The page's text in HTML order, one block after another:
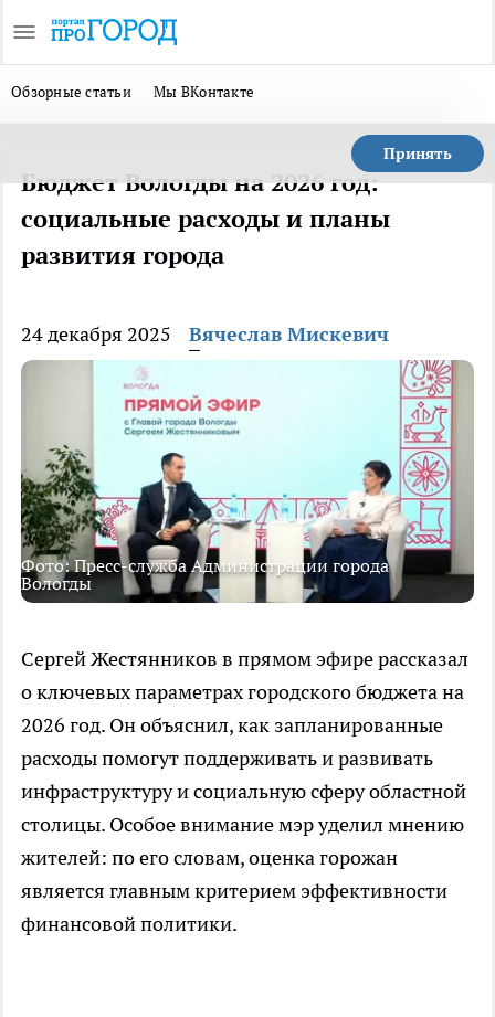
Обзорные статьи Мы ВКонтакте
Принять
Бюджет Вологды на 2026 год:
социальные расходы и планы
развития города
24 декабря 2025 Вячеслав Мискевич
Фото: Пресс-служба Администрации города
Вологды
Сергей Жестянников в прямом эфире рассказал
о ключевых параметрах городского бюджета на
2026 год. Он объяснил, как запланированные
расходы помогут поддерживать и развивать
инфраструктуру и социальную сферу областной
столицы. Особое внимание мэр уделил мнению
жителей: по его словам, оценка горожан
является главным критерием эффективности
финансовой политики.